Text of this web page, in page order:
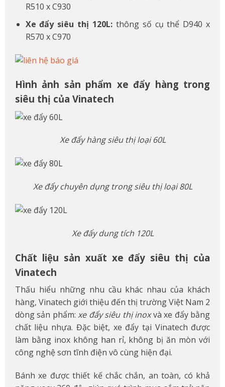
R510 x C930
Xe đẩy siêu thị 120L: thông số cụ thể D940 x
R570 x C970
Hình ảnh sản phẩm xe đẩy hàng trong
siêu thị của Vinatech
Xe đẩy hàng siêu thị loại 60L
Xe đẩy chuyên dụng trong siêu thị loại 80L
Xe đẩy dung tích 120L
Chất liệu sản xuất xe đẩy siêu thị của
Vinatech
Thấu hiểu những nhu cầu khác nhau của khách
hàng, Vinatech giới thiệu đến thị trường Việt Nam 2
dòng sản phẩm:xe đẩy siêu thị inoxvà xe đẩy bằng
chất liệu nhựa. Đặc biệt, xe đẩy tại Vinatech được
làm bằng inox không han rỉ, không bị ăn mòn với
công nghệ sơn tĩnh điện vô cùng hiện đại.
Bánh xe được thiết kế chắc chắn, an toàn, có khả